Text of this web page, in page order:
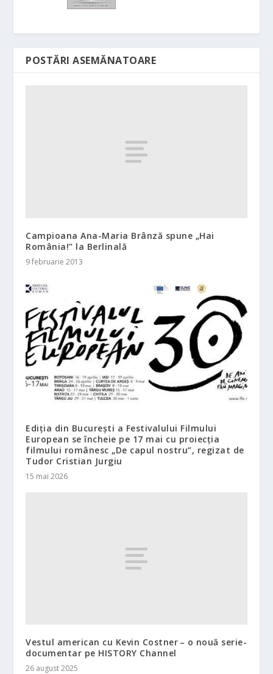
POSTĂRI ASEMĂNATOARE
Campioana Ana-Maria Brânză spune „Hai
România!” la Berlinală
9 februarie 2013
Ediția din București a Festivalului Filmului
European se încheie pe 17 mai cu proiecția
filmului românesc „De capul nostru”, regizat de
Tudor Cristian Jurgiu
15 mai 2026
Vestul american cu Kevin Costner – o nouă serie-
documentar pe HISTORY Channel
26 august 2025